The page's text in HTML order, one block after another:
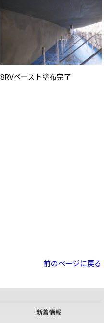
8RVペースト塗布完了
前のページに戻る
新着情報